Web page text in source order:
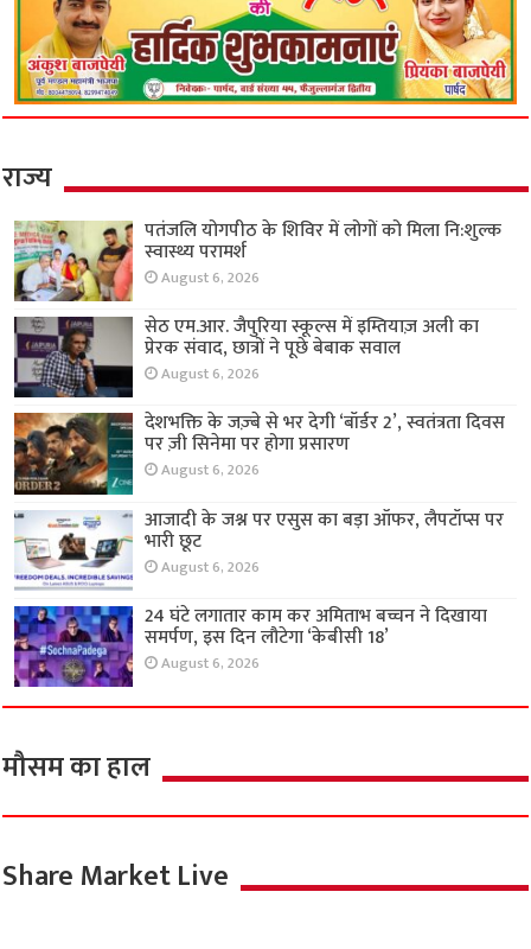
राज्य
पतंजलि योगपीठ के शिविर में लोगों को मिला नि:शुल्क
स्वास्थ्य परामर्श
August 6, 2026
सेठ एम.आर. जैपुरिया स्कूल्स में इम्तियाज़ अली का
प्रेरक संवाद, छात्रों ने पूछे बेबाक सवाल
August 6, 2026
देशभक्ति के जज़्बे से भर देगी ‘बॉर्डर 2’, स्वतंत्रता दिवस
पर ज़ी सिनेमा पर होगा प्रसारण
August 6, 2026
आजादी के जश्न पर एसुस का बड़ा ऑफर, लैपटॉप्स पर
भारी छूट
August 6, 2026
24 घंटे लगातार काम कर अमिताभ बच्चन ने दिखाया
समर्पण, इस दिन लौटेगा ‘केबीसी 18’
August 6, 2026
मौसम का हाल
Share Market Live